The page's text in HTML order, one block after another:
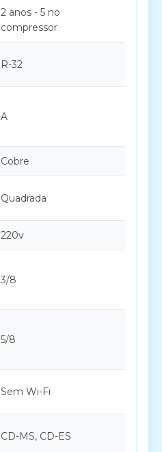
2 anos - 5 no
compressor
R-32
A
Cobre
Quadrada
220v
3/8
5/8
Sem Wi-Fi
CD-MS, CD-ES